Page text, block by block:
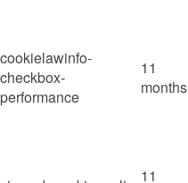
cookielawinfo-
checkbox-
performance
11
months
11